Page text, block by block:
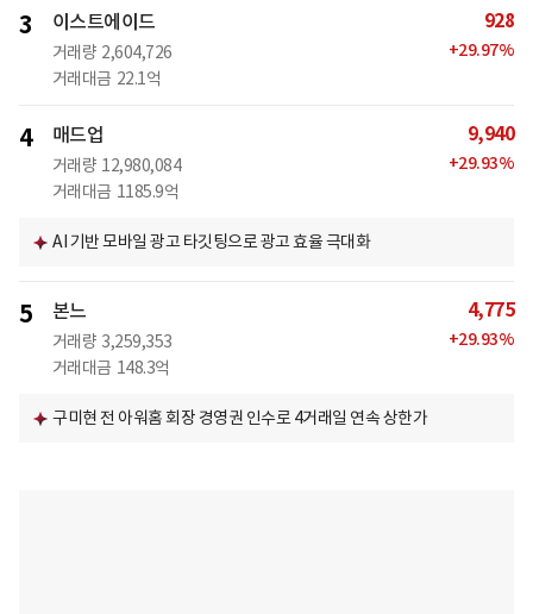
3 이스트에이드
거래량 2,604,726
거래대금 22.1억
928
+29.97%
4 매드업
거래량 12,980,084
거래대금 1185.9억
9,940
+29.93%
AI 기반 모바일 광고 타깃팅으로 광고 효율 극대화
5 본느
거래량 3,259,353
거래대금 148.3억
4,775
+29.93%
구미현 전 아워홈 회장 경영권 인수로 4거래일 연속 상한가